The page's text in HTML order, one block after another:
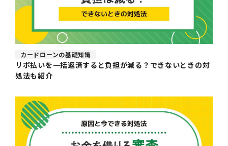
カードローンの基礎知識
リボ払いを一括返済すると負担が減る？できないときの対
処法も紹介